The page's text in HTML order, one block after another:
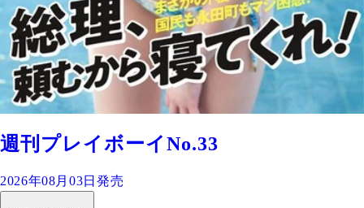
週刊プレイボーイNo.33
2026年08月03日発売